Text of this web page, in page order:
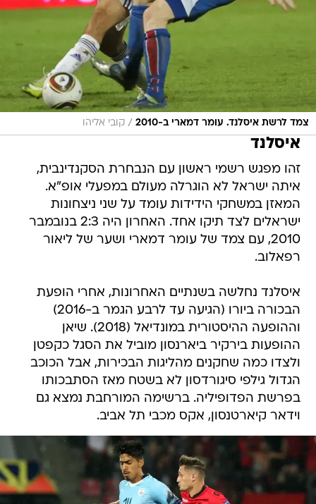
צמד לרשת איסלנד. עומר דמארי ב-2010 / קובי אליהו
איסלנד
זהו מפגש רשמי ראשון עם הנבחרת הסקנדינבית,
איתה ישראל לא הוגרלה מעולם במפעלי אופ"א.
המאזן במשחקי הידידות עומד על שני ניצחונות
ישראלים לצד תיקו אחד. האחרון היה 2:3 בנובמבר
2010, עם צמד של עומר דמארי ושער של ליאור
רפאלוב.
איסלנד נחלשה בשנתיים האחרונות, אחרי הופעת
הבכורה ביורו (הגיעה עד לרבע הגמר ב-2016)
וההופעה ההיסטורית במונדיאל (2018). שיאן
ההופעות בירקיר ביארנסון מוביל את הסגל כקפטן
ולצדו כמה שחקנים מהליגות הבכירות, אבל הכוכב
הגדול גילפי סיגורדסון לא בשטח מאז הסתבכותו
בפרשת הפדופיליה. ברשימה המורחבת נמצא גם
וידאר קיארטנסון, אקס מכבי תל אביב.